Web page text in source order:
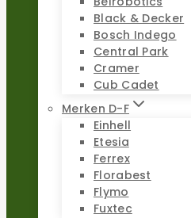
Black & Decker
Bosch Indego
Central Park
Cramer
Cub Cadet
Merken D-F
Einhell
Etesia
Ferrex
Florabest
Flymo
Fuxtec